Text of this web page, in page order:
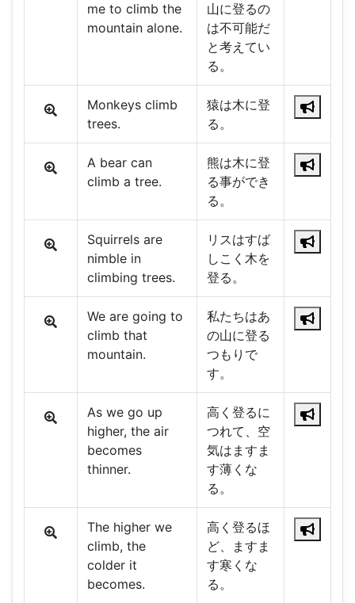
me to climb the
mountain alone.
山に登るの
は不可能だ
と考えてい
る。
Monkeys climb
trees.
猿は木に登
る。
A bear can
climb a tree.
熊は木に登
る事ができ
る。
Squirrels are
nimble in
climbing trees.
リスはすば
しこく木を
登る。
We are going to
climb that
mountain.
私たちはあ
の山に登る
つもりで
す。
As we go up
higher, the air
becomes
thinner.
高く登るに
つれて、空
気はますま
す薄くな
る。
The higher we
climb, the
colder it
becomes.
高く登るほ
ど、ますま
す寒くな
る。